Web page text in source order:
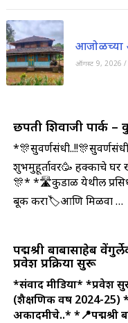
आजोळच्या
ऑगस्ट 9, 2026 /
छत्रपती शिवाजी पार्क
शुभमुहूर्तावर🥳 हक्काचे घर
🎊* *🛣️कुडाळ येथील
बूक करा🏷️आणि मिळवा …
पद्मश्री बाबासाहेब
प्रवेश प्रक्रिया सुरू
*संवाद मीडिया**प्रवेश
(शैक्षणिक वर्ष 2024-25)
अकादमीचे..**📍पद्मश्री